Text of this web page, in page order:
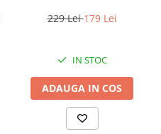
229 Lei179 Lei
IN STOC
ADAUGA IN COS